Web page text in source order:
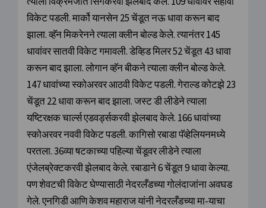
विकेट पडली. मार्को यानसेन 25 चेंडूत नऊ धावा करून बाद
झाला. व्हॅन मिकरेनने त्याला क्लीन बोल्ड केले. त्यानंतर 145
धावांवर सातवी विकेट गमावली. डेव्हिड मिलर 52 चेंडूत 43 धावा
करून बाद झाला. लोगान व्हॅन बीकने त्याला क्लीन बोल्ड केले.
147 धावांच्या स्कोअरवर आठवी विकेट पडली. गेराल्ड कोटझे 23
चेंडूत 22 धावा करून बाद झाला. जस्ट डी लीडेने त्याला
यष्टिरक्षक चार्ल्स एडवर्ड्सकरवी झेलबाद केले. 166 धावांच्या
स्कोअरवर नववी विकेट पडली. कागिसो रबाडा पॅव्हेलियनमध्ये
परतला. 36व्या षटकाच्या पहिल्या चेंडूवर लीडेने त्याला
एंजेलब्रेक्टकरवी झेलबाद केले. रबाडाने 6 चेंडूत 9 धावा केल्या.
पण शेवटची विकेट घेण्यासाठी नेदरलँडच्या गोलंदाजांना अवघड
गेले. एनगिडी आणि केशव महाराज यांनी नेदरलँडच्या मा-याचा